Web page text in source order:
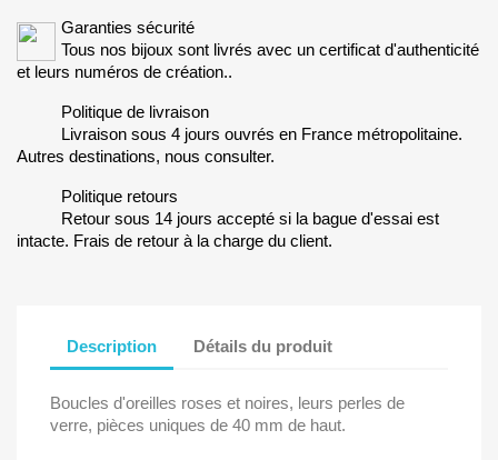
Garanties sécurité
Tous nos bijoux sont livrés avec un certificat d'authenticité
et leurs numéros de création..
Politique de livraison
Livraison sous 4 jours ouvrés en France métropolitaine.
Autres destinations, nous consulter.
Politique retours
Retour sous 14 jours accepté si la bague d'essai est
intacte. Frais de retour à la charge du client.
Description Détails du produit
Boucles d'oreilles roses et noires, leurs perles de
verre, pièces uniques de 40 mm de haut.